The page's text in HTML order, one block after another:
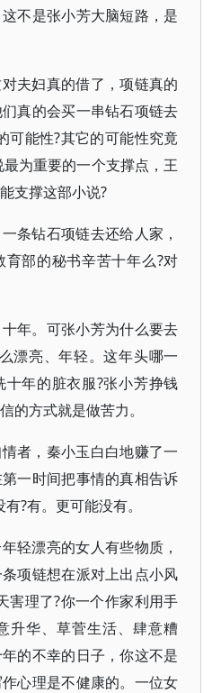
不是张小芳大脑短路，是
夫妇真的借了，项链真的
真的会买一串钻石项链去
可能性?其它的可能性究竟
为重要的一个支撑点，王
支撑这部小说?
条钻石项链去还给人家，
部的秘书辛苦十年么?对
年。可张小芳为什么要去
漂亮、年轻。这年头哪一
年的脏衣服?张小芳挣钱
的方式就是做苦力。
者，秦小玉白白地赚了一
一时间把事情的真相告诉
?有。更可能没有。
轻漂亮的女人有些物质，
项链想在派对上出点小风
害理了?你一个作家利用手
升华、草菅生活、肆意糟
的不幸的日子，你这不是
心理是不健康的。一位女